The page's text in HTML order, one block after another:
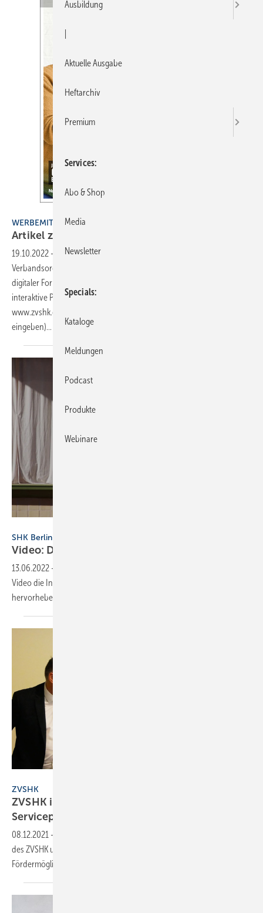
WERBEMITTEL
Artikel zu
19.10.2022 -
Bereits im Frühjahr haben die Mitgliedsbetriebe der
Verbandsorganisation den 21-seitigen Werbemittelkatalog 2022 in
digitaler Form erhalten. Zum Download, als Flipbook und als
interaktive PDF-Datei steht er jetzt auch zur Verfügung unter
www.zvshk.de (als Suchwort den Quicklink QL79117595
eingeben)...
SHK Berlin
Video: Der Eckring als
13.06.2022 -
Video die Innungs-Mitgliedschaft als Qualitätsmerkmal
hervorheben.
ZVSHK
ZVSHK integriert Tool zur Förderberatung in
Serviceportal
08.12.2021 -
des ZVSHK unterstützt Innungsbetriebe bei der Kundenberatung zu
Fördermöglichkeiten bei
Ausbildung
Aktuelle Ausgabe
Heftarchiv
Premium
Services
Abo & Shop
Media
Newsletter
Specials
Kataloge
Meldungen
Podcast
Produkte
Webinare